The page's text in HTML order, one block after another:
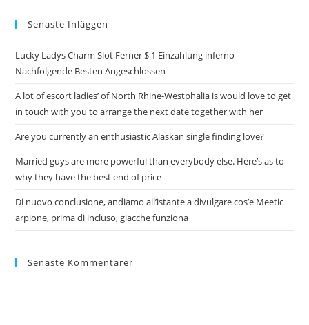
Senaste Inläggen
Lucky Ladys Charm Slot Ferner $ 1 Einzahlung inferno
Nachfolgende Besten Angeschlossen
A lot of escort ladies’ of North Rhine-Westphalia is would love to get
in touch with you to arrange the next date together with her
Are you currently an enthusiastic Alaskan single finding love?
Married guys are more powerful than everybody else. Here’s as to
why they have the best end of price
Di nuovo conclusione, andiamo all’istante a divulgare cos’e Meetic
arpione, prima di incluso, giacche funziona
Senaste Kommentarer